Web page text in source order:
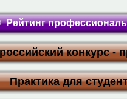
Рейтинг
конкурс -
Практика для